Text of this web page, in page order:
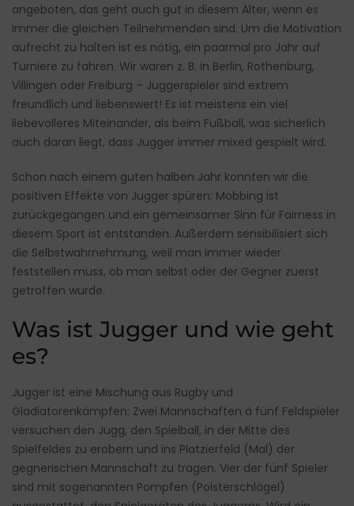
angeboten, das geht auch gut in diesem Alter, wenn es
immer die gleichen Teilnehmenden sind. Um die Motivation
aufrecht zu halten ist es nötig, ein paarmal pro Jahr auf
Turniere zu fahren. Wir waren z. B. in Berlin, Rothenburg,
Villingen oder Freiburg – Juggerspieler sind extrem
freundlich und liebenswert! Es ist meistens ein viel
liebevolleres Miteinander, als beim Fußball, was sicherlich
auch daran liegt, dass Jugger immer mixed gespielt wird.
Schon nach einem guten halben Jahr konnten wir die
positiven Effekte von Jugger spüren: Mobbing ist
zurückgegangen und ein gemeinsamer Sinn für Fairness in
diesem Sport ist entstanden. Außerdem sensibilisiert sich
die Selbstwahrnehmung, weil man immer wieder
feststellen muss, ob man selbst oder der Gegner zuerst
getroffen wurde.
Was ist Jugger und wie geht
es?
Jugger ist eine Mischung aus Rugby und
Gladiatorenkämpfen: Zwei Mannschaften à fünf Feldspieler
versuchen den Jugg, den Spielball, in der Mitte des
Spielfeldes zu erobern und ins Platzierfeld (Mal) der
gegnerischen Mannschaft zu tragen. Vier der fünf Spieler
sind mit sogenannten Pompfen (Polsterschlägel)